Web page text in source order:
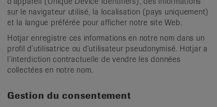
sur le navigateur utilisé, la localisation (pays uniquement)
et la langue préférée pour afficher notre site Web.
Hotjar enregistre ces informations en notre nom dans un
profil d’utilisatrice ou d’utilisateur pseudonymisé. Hotjar a
l’interdiction contractuelle de vendre les données
collectées en notre nom.
Gestion du consentement